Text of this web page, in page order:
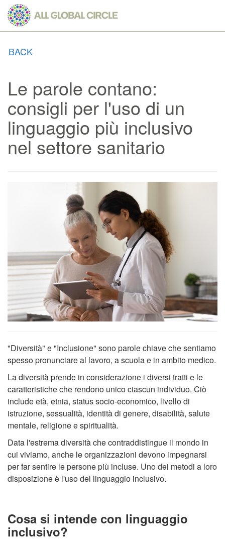
Skip
main
content
BACK
Le parole contano:
consigli per l'uso di un
linguaggio più inclusivo
nel settore sanitario
"Diversità" e "Inclusione" sono parole chiave che sentiamo
spesso pronunciare al lavoro, a scuola e in ambito medico.
La diversità prende in considerazione i diversi tratti e le
caratteristiche che rendono unico ciascun individuo. Ciò
include età, etnia, status socio-economico, livello di
istruzione, sessualità, identità di genere, disabilità, salute
mentale, religione e spiritualità.
Data l'estrema diversità che contraddistingue il mondo in
cui viviamo, anche le organizzazioni devono impegnarsi
per far sentire le persone più incluse. Uno dei metodi a loro
disposizione è l'uso del linguaggio inclusivo.
Cosa si intende con linguaggio
inclusivo?